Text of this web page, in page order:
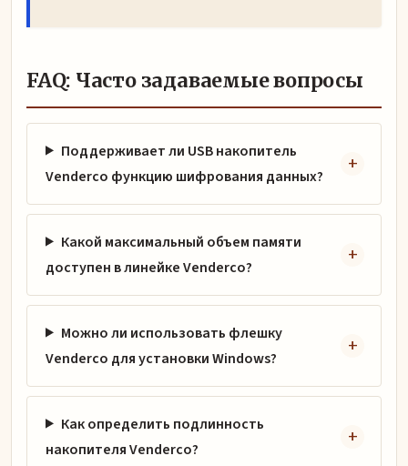
FAQ: Часто задаваемые вопросы
Поддерживает ли USB накопитель
Venderco функцию шифрования данных?
Какой максимальный объем памяти
доступен в линейке Venderco?
Можно ли использовать флешку
Venderco для установки Windows?
Как определить подлинность
накопителя Venderco?